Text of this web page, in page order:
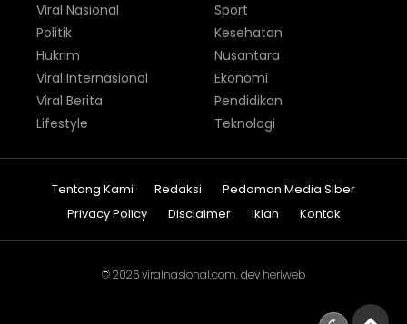
Viral Nasional
Politik
Hukrim
Viral Internasional
Viral Berita
Lifestyle
Sport
Kesehatan
Nusantara
Ekonomi
Pendidikan
Teknologi
Tentang Kami Redaksi
Pedoman Media Siber
Privacy Policy
Disclaimer Iklan Kontak
© 2026viralnasional.com. dev heriweb